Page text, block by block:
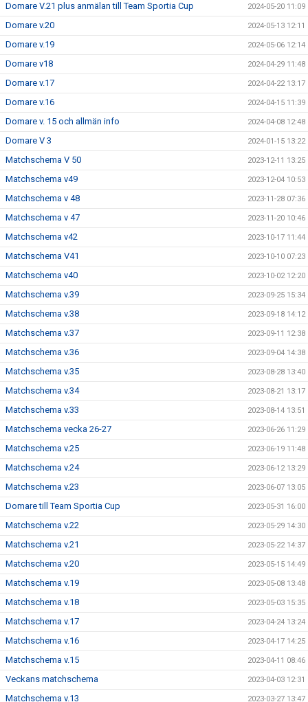
Domare V.21 plus anmälan till Team Sportia Cup 2024-05-20 11:09
Domare v.20 2024-05-13 12:11
Domare v.19 2024-05-06 12:14
Domare v18 2024-04-29 11:48
Domare v.17 2024-04-22 13:17
Domare v.16 2024-04-15 11:39
Domare v. 15 och allmän info 2024-04-08 12:48
Domare V 3 2024-01-15 13:22
Matchschema V 50 2023-12-11 13:25
Matchschema v49 2023-12-04 10:53
Matchschema v 48 2023-11-28 07:36
Matchschema v 47 2023-11-20 10:46
Matchschema v42 2023-10-17 11:44
Matchschema V41 2023-10-10 07:23
Matchschema v40 2023-10-02 12:20
Matchschema v.39 2023-09-25 15:34
Matchschema v.38 2023-09-18 14:12
Matchschema v.37 2023-09-11 12:38
Matchschema v.36 2023-09-04 14:38
Matchschema v.35 2023-08-28 13:40
Matchschema v.34 2023-08-21 13:17
Matchschema v.33 2023-08-14 13:51
Matchschema vecka 26-27 2023-06-26 11:29
Matchschema v.25 2023-06-19 11:48
Matchschema v.24 2023-06-12 13:29
Matchschema v.23 2023-06-07 13:05
Domare till Team Sportia Cup 2023-05-31 16:00
Matchschema v.22 2023-05-29 14:30
Matchschema v.21 2023-05-22 14:37
Matchschema v.20 2023-05-15 14:49
Matchschema v.19 2023-05-08 13:48
Matchschema v.18 2023-05-03 15:35
Matchschema v.17 2023-04-24 13:24
Matchschema v.16 2023-04-17 14:25
Matchschema v.15 2023-04-11 08:46
Veckans matchschema 2023-04-03 12:31
Matchschema v.13 2023-03-27 13:47